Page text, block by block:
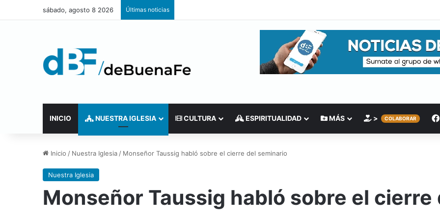
sábado, agosto 8 2026 Últimas noticias
INICIO NUESTRA IGLESIA CULTURA ESPIRITUALIDAD MÁS > COLABORAR
Inicio / Nuestra Iglesia / Monseñor Taussig habló sobre el cierre del seminario
Nuestra Iglesia
Monseñor Taussig habló sobre el cierre